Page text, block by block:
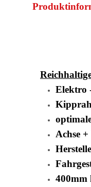
Elektro
Achse
400mm